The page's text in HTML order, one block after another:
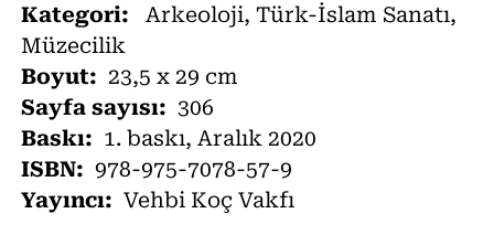
Kategori:
Arkeoloji, Türk-İslam Sanatı,
Müzecilik
Boyut: 23,5 x 29 cm
Sayfa sayısı: 306
Baskı: 1. baskı, Aralık 2020
ISBN: 978-975-7078-57-9
Yayıncı: Vehbi Koç Vakfı